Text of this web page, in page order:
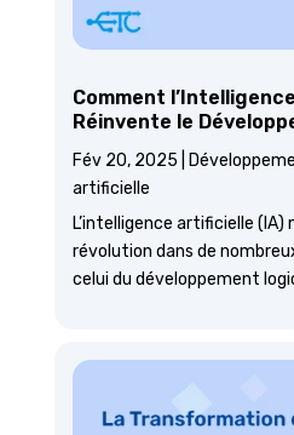
Comment
Réinvente le
Fév 20, 2025
artificielle
L’intelligence artificielle
révolution dans de
celui du développement